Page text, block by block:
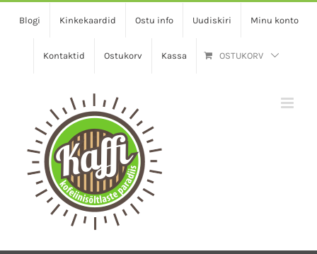
Blogi Kinkekaardid Ostu info Uudiskiri Minu konto
Kontaktid Ostukorv Kassa OSTUKORV